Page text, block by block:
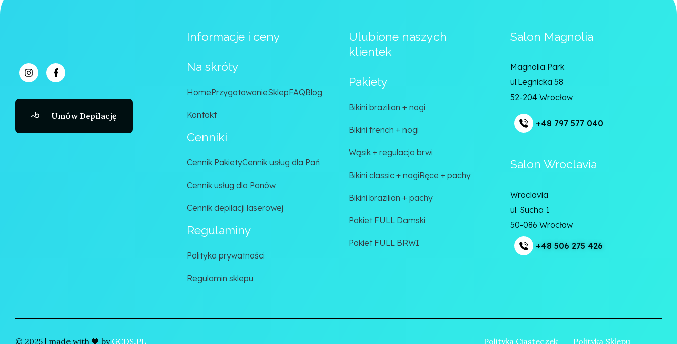
Umów Depilację
Informacje i ceny
Na skróty
HomePrzygotowanieSklepFAQBlog
Kontakt
Cenniki
Cennik PakietyCennik usług dla Pań
Cennik usług dla Panów
Cennik depilacji laserowej
Regulaminy
Polityka prywatności
Regulamin sklepu
Ulubione naszych
klientek
Pakiety
Bikini brazilian + nogi
Bikini french + nogi
Wąsik + regulacja brwi
Bikini classic + nogiRęce + pachy
Bikini brazilian + pachy
Pakiet FULL Damski
Pakiet FULL BRWI
Salon Magnolia
Magnolia Park
ul.Legnicka 58
52-204 Wrocław
+48 797 577 040
Salon Wroclavia
Wroclavia
ul. Sucha 1
50-086 Wrocław
+48 506 275 426
© 2025 | made with 🖤 by GCDS.PL Polityka Ciasteczek Polityka Sklepu